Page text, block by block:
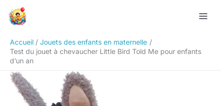
Accueil
Jouets des enfants en maternelle
Test du jouet à chevaucher Little Bird Told Me pour enfants
d’un an
Rechercher